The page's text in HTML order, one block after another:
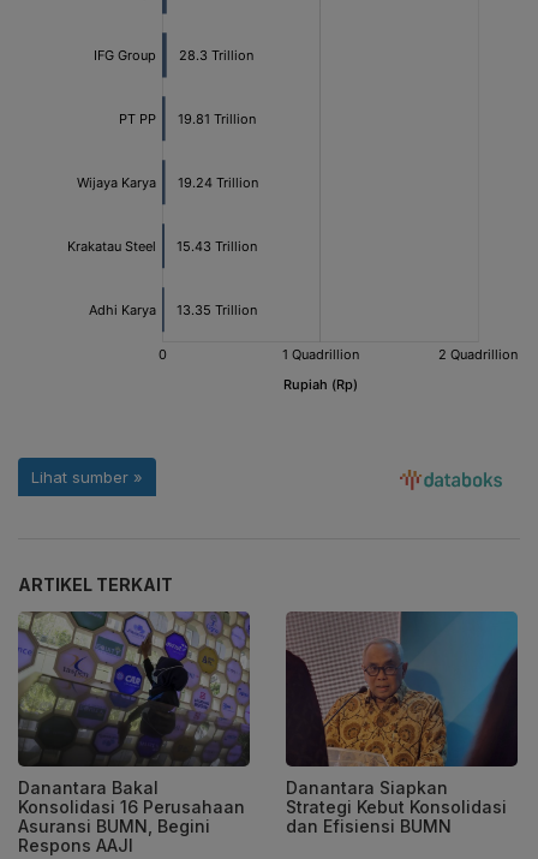
ARTIKEL TERKAIT
Danantara Bakal
Konsolidasi 16 Perusahaan
Asuransi BUMN, Begini
Respons AAJI
Danantara Siapkan
Strategi Kebut Konsolidasi
dan Efisiensi BUMN